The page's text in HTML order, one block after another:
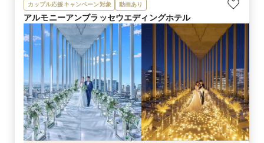
カップル応援キャンペーン対象 動画あり
アルモニーアンブラッセウエディングホテル